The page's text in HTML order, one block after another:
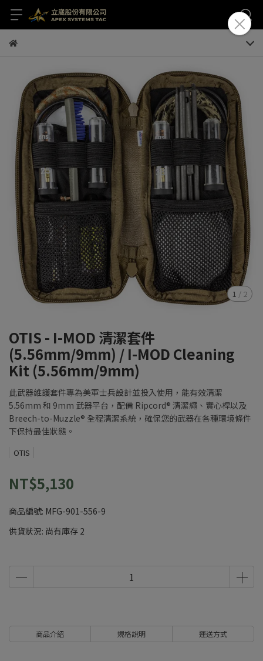
1 / 2
OTIS - I-MOD 清潔套件
(5.56mm/9mm) / I-MOD Cleaning
Kit (5.56mm/9mm)
此武器維護套件專為美軍士兵設計並投入使用，能有效清潔
5.56mm 和 9mm 武器平台，配備 Ripcord® 清潔繩、實心桿以及
Breech-to-Muzzle® 全程清潔系統，確保您的武器在各種環境條件
下保持最佳狀態。
OTIS
NT$5,130
商品編號: MFG-901-556-9
供貨狀況: 尚有庫存 2
商品介紹 規格說明 運送方式